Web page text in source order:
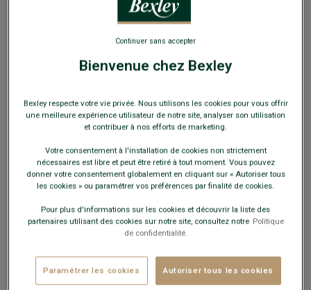
Double fil - Coupe standard
Payez en plusieurs fois dès 199€ d'achat
Bienvenue chez Bexley
Bexley respecte votre vie privée. Nous utilisons les cookies pour vous offrir
une meilleure expérience utilisateur de notre site, analyser son utilisation
et contribuer à nos efforts de marketing.
Votre consentement à l'installation de cookies non strictement
nécessaires est libre et peut être retiré à tout moment. Vous pouvez
donner votre consentement globalement en cliquant sur « Autoriser tous
les cookies » ou paramétrer vos préférences par finalité de cookies.
Pour plus d'informations sur les cookies et découvrir la liste des
partenaires utilisant des cookies sur notre site, consultez notre Politique
de confidentialité.
Paramétrer les cookies Autoriser tous les cookies
Continuer sans accepter